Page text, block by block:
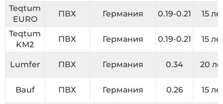
Teqtum
EURO
ПВХ Германия 0.19-0.21 15
Teqtum
KM2
ПВХ Германия 0.19-0.21 15
Lumfer ПВХ Германия 0.34 20
Bauf ПВХ Германия 0.26 15